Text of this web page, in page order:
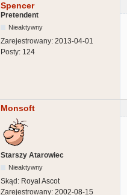
Spencer
Pretendent
Nieaktywny
Zarejestrowany: 2013-04-01
Posty: 124
Monsoft
Starszy Atarowiec
Nieaktywny
Skąd: Royal Ascot
Zarejestrowany: 2002-08-15